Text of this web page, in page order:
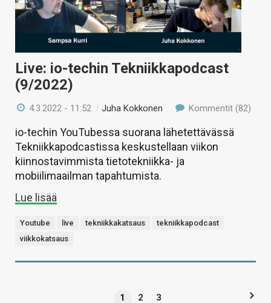
Live: io-techin Tekniikkapodcast
(9/2022)
4.3.2022 - 11:52 /Juha Kokkonen Kommentit (82)
io-techin YouTubessa suorana lähetettävässä
Tekniikkapodcastissa keskustellaan viikon
kiinnostavimmista tietotekniikka- ja
mobiilimaailman tapahtumista.
Lue lisää
Youtube live tekniikkakatsaus
tekniikkapodcast
viikkokatsaus
1 2 3